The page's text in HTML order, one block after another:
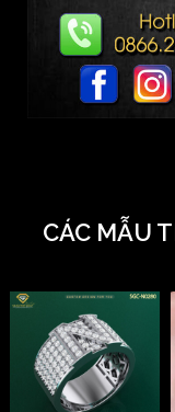
CÁC MẪU